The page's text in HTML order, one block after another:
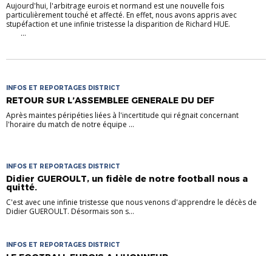
Aujourd'hui, l'arbitrage eurois et normand est une nouvelle fois
particulièrement touché et affecté. En effet, nous avons appris avec
stupéfaction et une infinie tristesse la disparition de Richard HUE.
...
INFOS ET REPORTAGES DISTRICT
RETOUR SUR L’ASSEMBLEE GENERALE DU DEF
Après maintes péripéties liées à l'incertitude qui régnait concernant
l'horaire du match de notre équipe ...
INFOS ET REPORTAGES DISTRICT
Didier GUEROULT, un fidèle de notre football nous a
quitté.
C'est avec une infinie tristesse que nous venons d'apprendre le décès de
Didier GUEROULT. Désormais son s...
INFOS ET REPORTAGES DISTRICT